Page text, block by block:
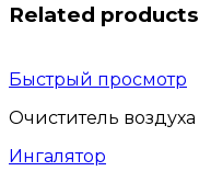
Related products
Быстрый просмотр
Очиститель воздуха
Ингалятор